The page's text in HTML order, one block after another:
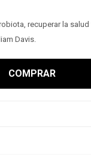
recuperar la
Davis.
COMPRAR